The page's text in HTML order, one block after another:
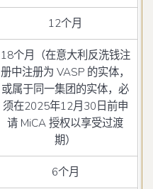
12个月
18个月（在意大利反洗钱注
册中注册为 VASP 的实体，
或属于同一集团的实体，必
须在2025年12月30日前申
请 MiCA 授权以享受过渡
期）
6个月